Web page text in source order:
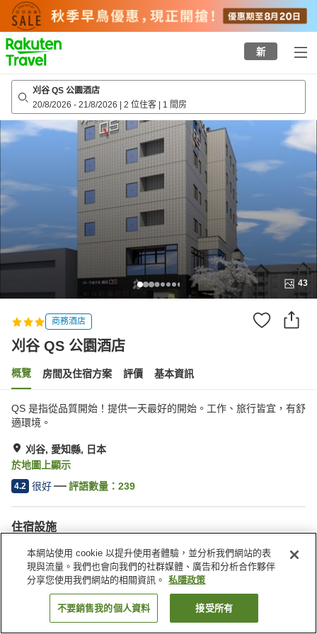
to
top
page
新
刈谷 QS 公園酒店
20/8/2026 - 21/8/2026 | 2 位住客 | 1 間房
43
商務酒店
刈谷 QS 公園酒店
概覽 房間及住宿方案 評價 基本資訊
QS 是指從品質開始！提供一天最好的開始。工作、旅行皆宜，有舒
適環境。
刈谷, 愛知縣, 日本
於地圖上顯示
4.2 很好 評語數量： 239
住宿設施
接送服務
乾洗服務
居酒屋區
自動販賣機
找客房
本網站使用 cookie 以提升使用者體驗，並分析我們網站的表
現與流量。我們也會向我們的社群媒體、廣告和分析合作夥伴
分享您使用我們網站的相關資訊。
私隱政策
不要銷售我的個人資料 接受所有